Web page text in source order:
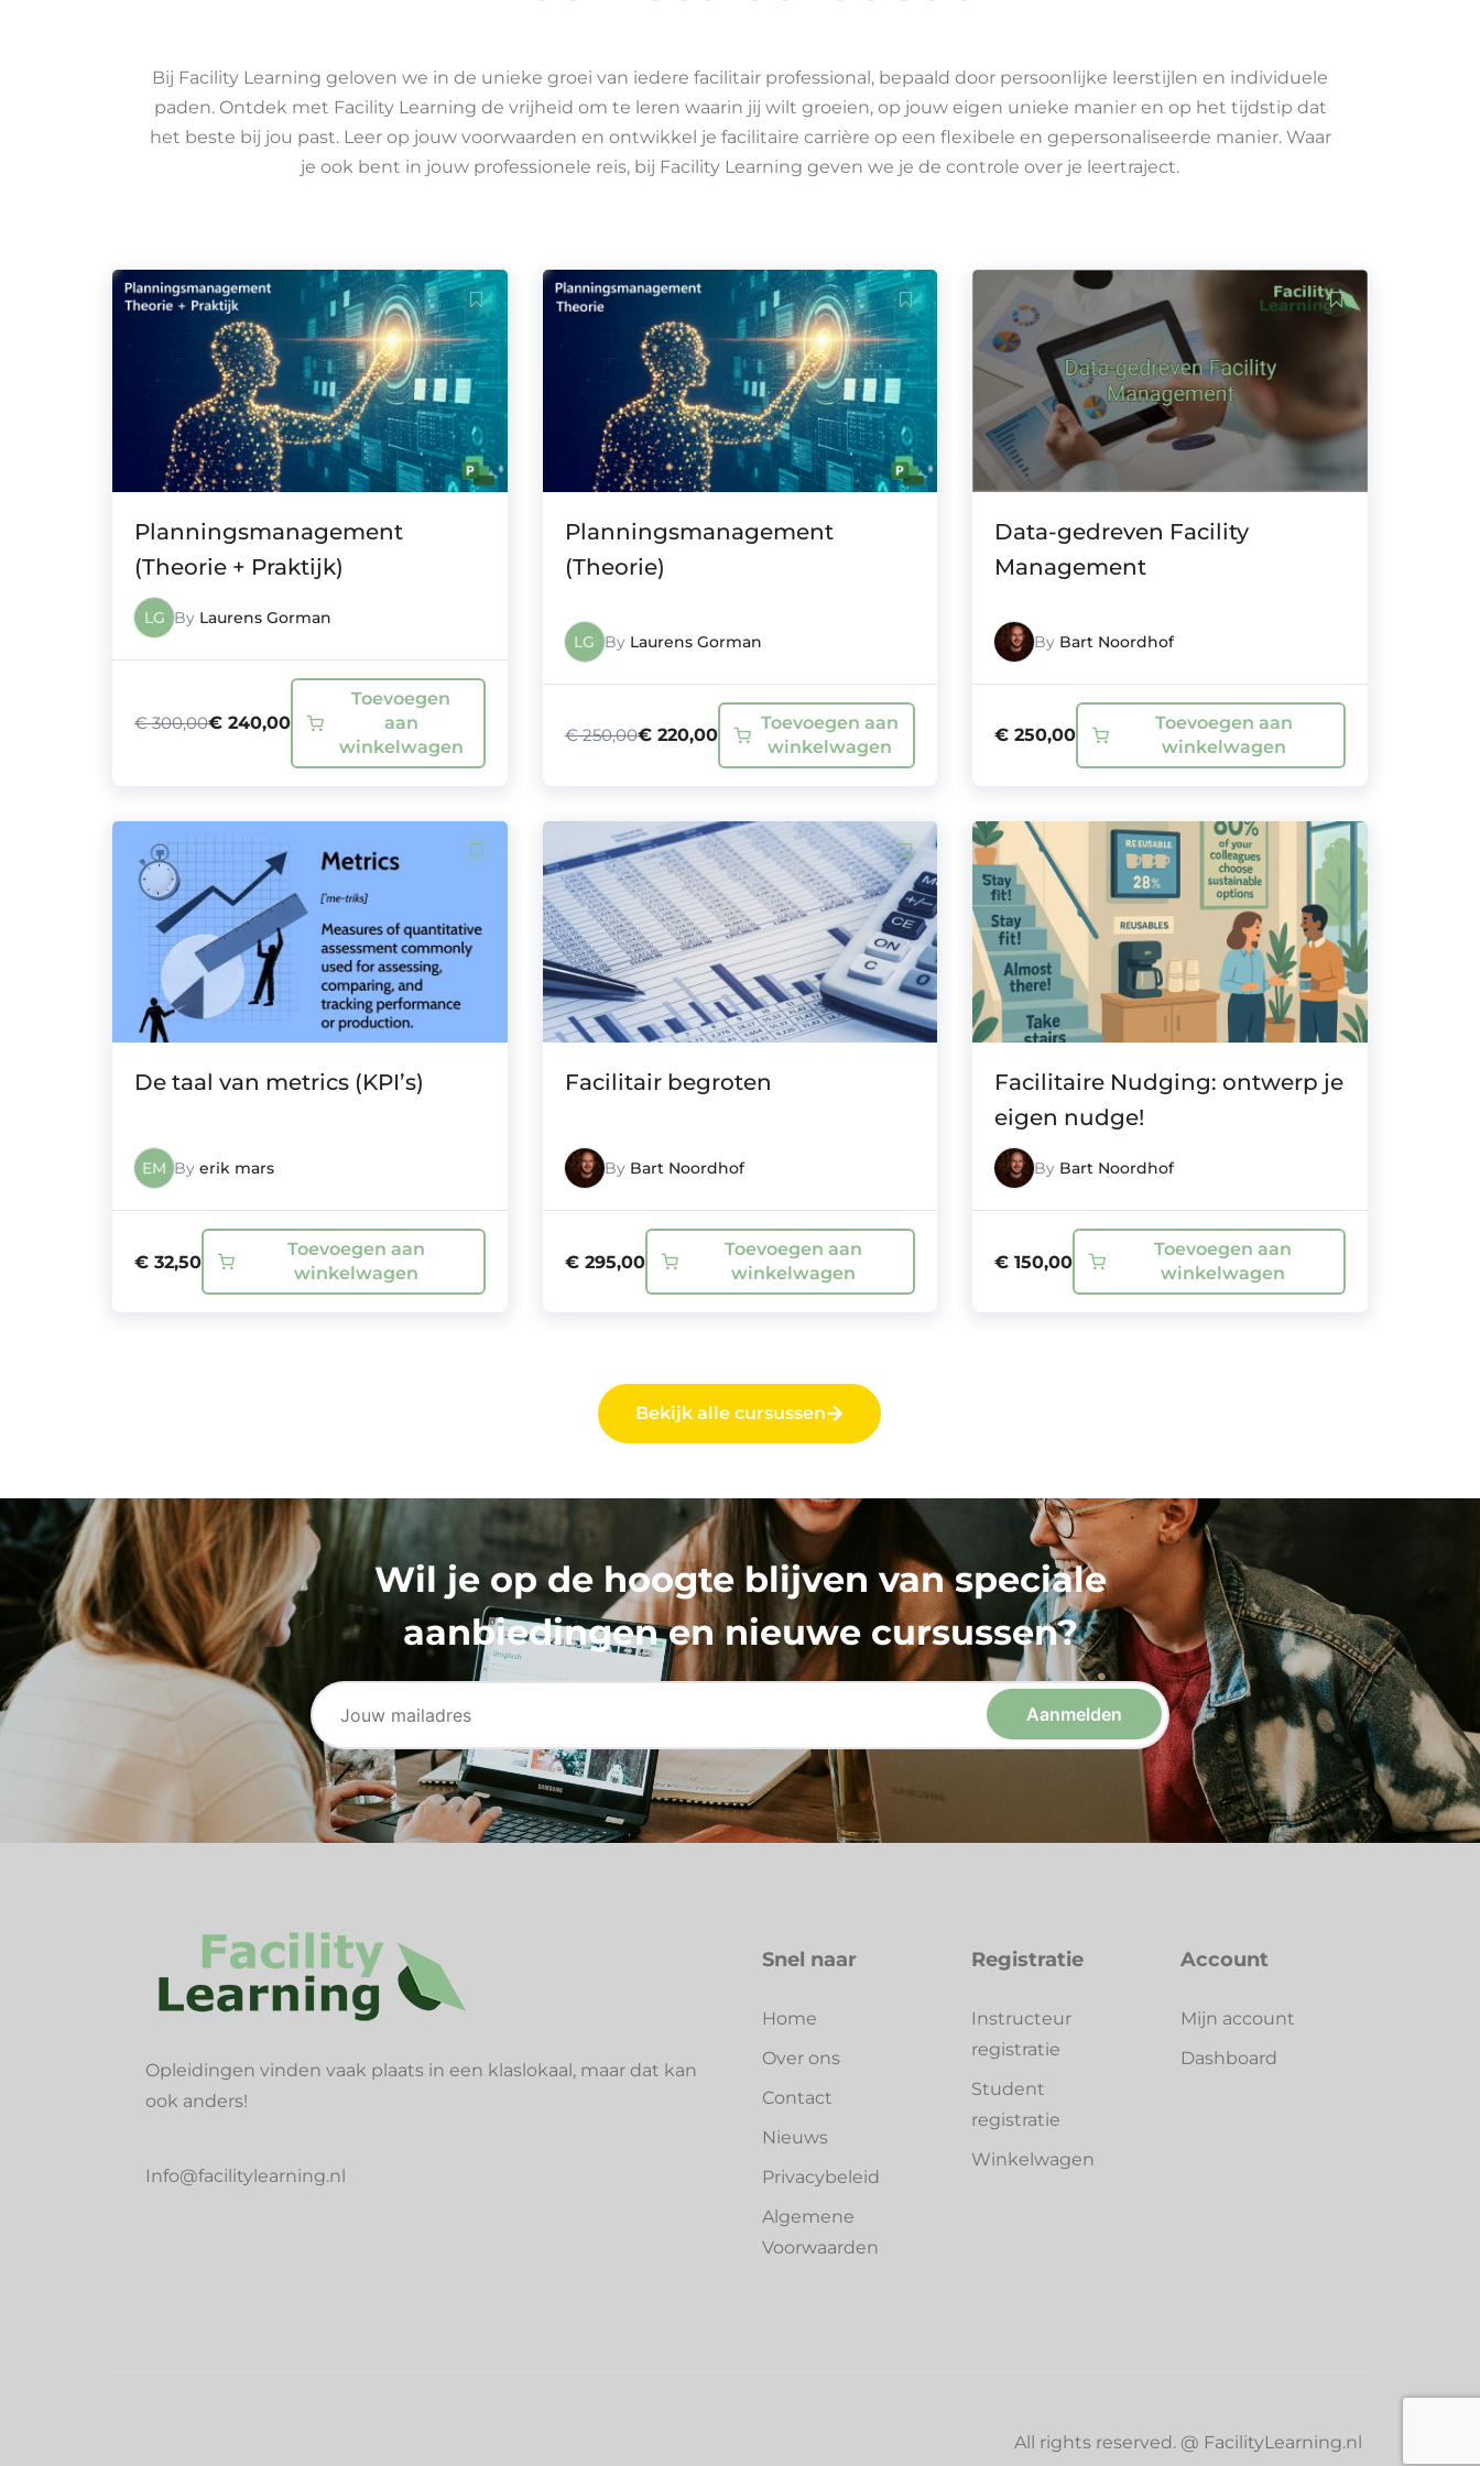
Bij Facility Learning geloven we in de unieke groei van iedere facilitair professional, bepaald door persoonlijke leerstijlen en individuele
paden. Ontdek met Facility Learning de vrijheid om te leren waarin jij wilt groeien, op jouw eigen unieke manier en op het tijdstip dat
het beste bij jou past. Leer op jouw voorwaarden en ontwikkel je facilitaire carrière op een flexibele en gepersonaliseerde manier. Waar
je ook bent in jouw professionele reis, bij Facility Learning geven we je de controle over je leertraject.
Planningsmanagement
(Theorie + Praktijk)
LG By Laurens Gorman
€300,00€ 240,00
Toevoegen
aan
winkelwagen
Planningsmanagement
(Theorie)
LG By Laurens Gorman
€250,00€220,00
Toevoegen aan
winkelwagen
Data-gedreven Facility
Management
By Bart Noordhof
€ 250,00
Toevoegen aan
winkelwagen
De taal van metrics (KPI’s)
EM By erik mars
€ 32,50
Toevoegen aan
winkelwagen
Facilitair begroten
By Bart Noordhof
€295,00
Toevoegen aan
winkelwagen
Facilitaire Nudging: ontwerp je
eigen nudge!
By Bart Noordhof
€ 150,00
Toevoegen aan
winkelwagen
Bekijk alle cursussen
Wil je op de hoogte blijven van speciale
aanbiedingen en nieuwe cursussen?
Opleidingen vinden vaak plaats in een klaslokaal, maar dat kan
ook anders!
Info@facilitylearning.nl
Snel naar
Home
Over ons
Contact
Nieuws
Privacybeleid
Algemene
Voorwaarden
Registratie
Instructeur
registratie
Student
registratie
Winkelwagen
Account
Mijn account
Dashboard
All rights reserved. @ FacilityLearning.nl